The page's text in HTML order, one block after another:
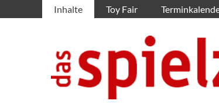
Inhalte Toy Fair